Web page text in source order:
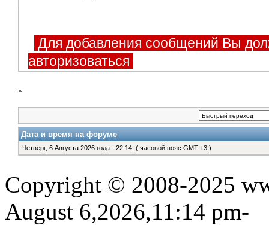
Для добавления сообщений Вы
авторизоваться
Дата и время на форуме
Четверг, 6 Августа 2026 года - 22:14, ( часовой пояс GMT +3 )
Copyright © 2008-2025
August 6,2026,11:14 pm-